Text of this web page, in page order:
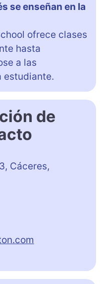
se enseñan en la
ofrece clases
hasta
a las
estudiante.
de
Cáceres‎,